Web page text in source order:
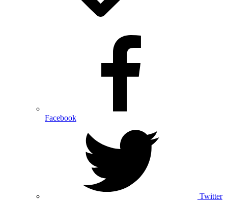
Facebook
Twitter